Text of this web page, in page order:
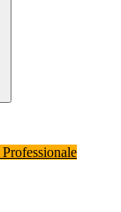
Professionale